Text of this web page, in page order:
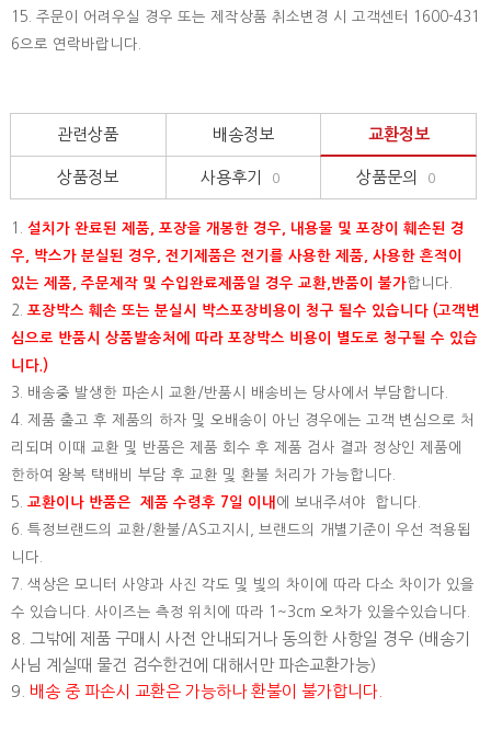
15. 주문이 어려우실 경우 또는 제작상품 취소변경 시 고객센터 1600-431
6으로 연락바랍니다.
관련상품 배송정보 교환정보
상품정보 사용후기 0 상품문의 0
1. 설치가 완료된 제품, 포장을 개봉한 경우, 내용물 및 포장이 훼손된 경
우, 박스가 분실된 경우, 전기제품은 전기를 사용한 제품, 사용한 흔적이
있는 제품, 주문제작 및 수입완료제품일 경우 교환,반품이 불가합니다.
2. 포장박스 훼손 또는 분실시 박스포장비용이 청구 될수 있습니다 (고객변
심으로 반품시 상품발송처에 따라 포장박스 비용이 별도로 청구될 수 있습
니다.)
3. 배송중 발생한 파손시 교환/반품시 배송비는 당사에서 부담합니다.
4. 제품 출고 후 제품의 하자 및 오배송이 아닌 경우에는 고객 변심으로 처
리되며 이때 교환 및 반품은 제품 회수 후 제품 검사 결과 정상인 제품에
한하여 왕복 택배비 부담 후 교환 및 환불 처리가 가능합니다.
5. 교환이나 반품은 제품 수령후 7일 이내 에 보내주셔야 합니다.
6. 특정브랜드의 교환/환불/AS고지시, 브랜드의 개별기준이 우선 적용됩
니다.
7. 색상은 모니터 사양과 사진 각도 및 빛의 차이에 따라 다소 차이가 있을
수 있습니다. 사이즈는 측정 위치에 따라 1~3cm 오차가 있을수있습니다.
8. 그밖에 제품 구매시 사전 안내되거나 동의한 사항일 경우 (배송기
사님 계실때 물건 검수한건에 대해서만 파손교환가능)
9. 배송 중 파손시 교환은 가능하나 환불이 불가합니다.